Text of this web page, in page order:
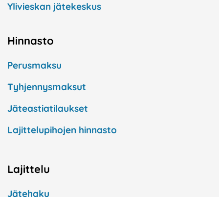
Ylivieskan jätekeskus
Hinnasto
Perusmaksu
Tyhjennysmaksut
Jäteastiatilaukset
Lajittelupihojen hinnasto
Lajittelu
Jätehaku